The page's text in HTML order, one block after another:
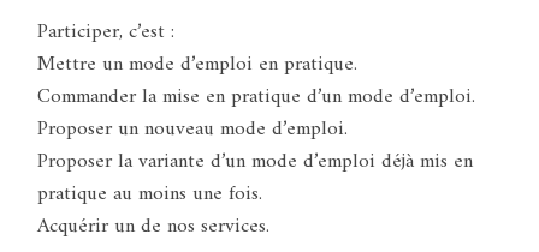
Participer, c’est :
Mettre un mode d’emploi en pratique.
Commander la mise en pratique d’un mode d’emploi.
Proposer un nouveau mode d’emploi.
Proposer la variante d’un mode d’emploi déjà mis en
pratique au moins une fois.
Acquérir un de nos services.